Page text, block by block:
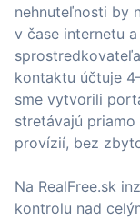
nehnuteľnosti by
v čase internetu
kontaktu účtuje
sme vytvorili
stretávajú
provízií, bez
Na RealFree.sk
kontrolu nad